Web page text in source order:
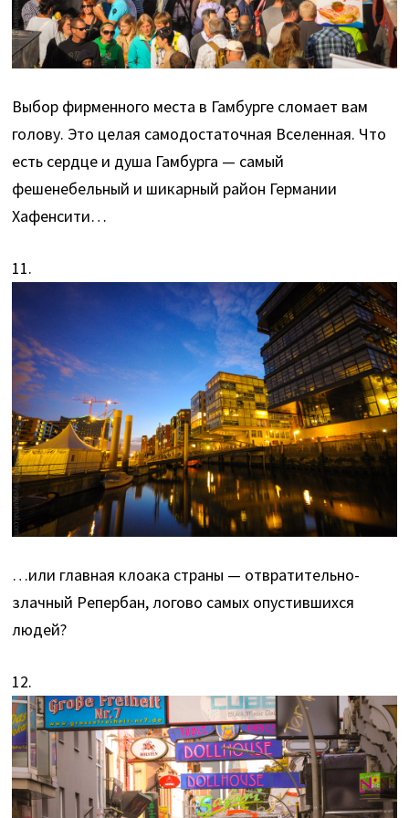
Выбор фирменного места в Гамбурге сломает вам
голову. Это целая самодостаточная Вселенная. Что
есть сердце и душа Гамбурга — самый
фешенебельный и шикарный район Германии
Хафенсити…
11.
…или главная клоака страны — отвратительно-
злачный Репербан, логово самых опустившихся
людей?
12.